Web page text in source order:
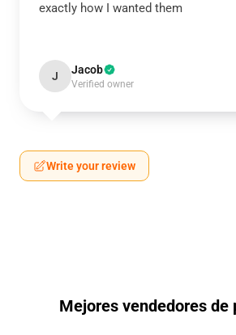
exactly how I wanted them
J Jacob
Verified owner
Write your review
Mejores vendedores de